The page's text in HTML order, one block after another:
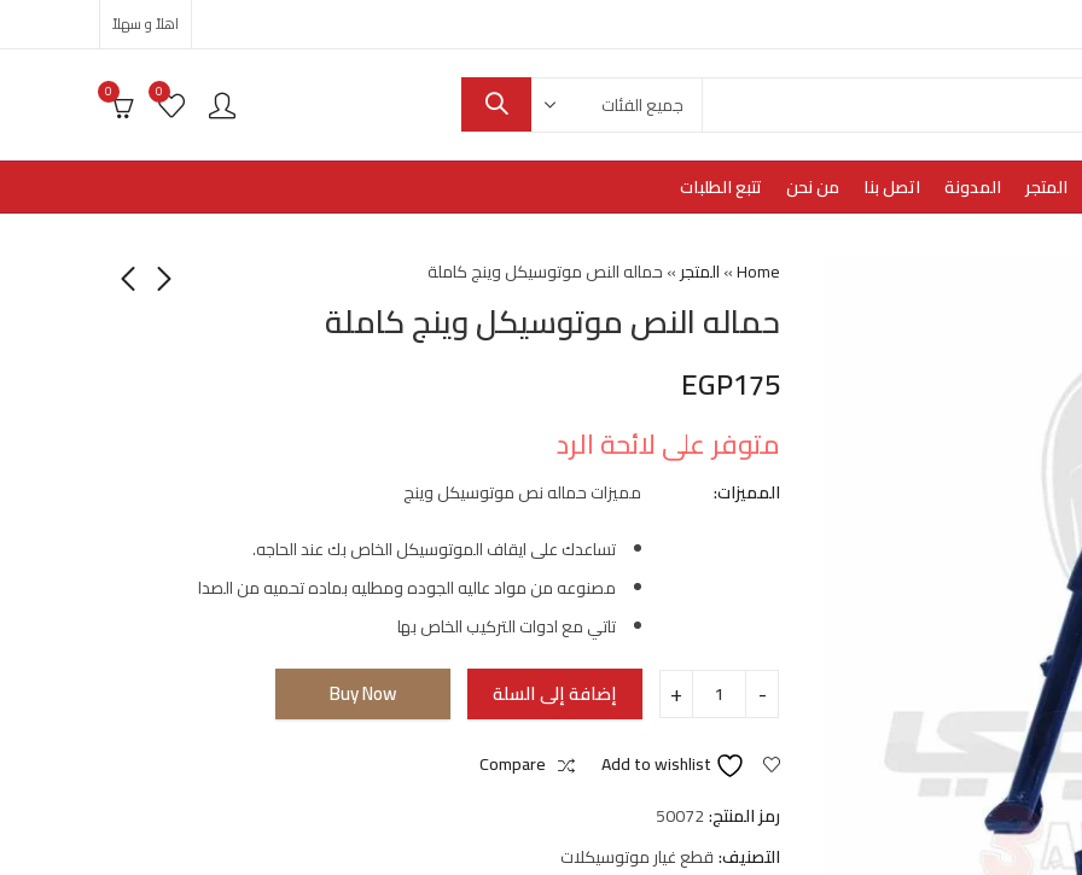
اهلاً و سهلاً
0
0
المتجر المدونة اتصل بنا من نحن تتبع الطلبات
Home
»المتجر»حماله النص موتوسيكل وينج كاملة
حماله النص موتوسيكل وينج كاملة
EGP175
متوفر على لائحة الرد
المميزات:
مميزات حماله نص موتوسيكل وينج
تساعدك على ايقاف الموتوسيكل الخاص بك عند الحاجه.
مصنوعه من مواد عاليه الجوده ومطليه بماده تحميه من الصدا
تاتي مع ادوات التركيب الخاص بها
إضافة إلى السلة Buy Now
Add to wishlist
Compare
رمز المنتج:50072
التصنيف:قطع غيار موتوسيكلات